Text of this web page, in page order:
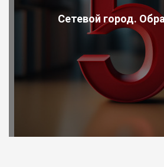
Сетевой город.